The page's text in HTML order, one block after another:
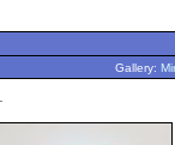
Gallery: